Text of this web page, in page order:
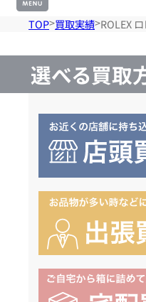
TOP 買取実績 ROLEX
選べる買取